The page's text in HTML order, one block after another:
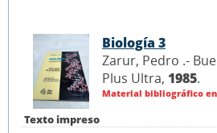
Texto impreso
Biología 3
Zarur, Pedro .-
Plus Ultra, 1985.
Material bibliográfico